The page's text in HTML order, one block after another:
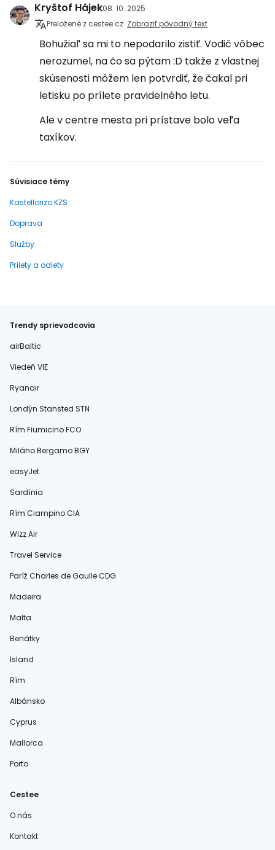
Kryštof Hájek08. 10. 2025
Preložené z cestee.cz Zobraziť pôvodný text
Bohužiaľ sa mi to nepodarilo zistiť. Vodič vôbec
nerozumel, na čo sa pýtam :D takže z vlastnej
skúsenosti môžem len potvrdiť, že čakal pri
letisku po prílete pravidelného letu.
Ale v centre mesta pri prístave bolo veľa
taxíkov.
Súvisiace témy
Kastellorizo KZS
Doprava
Služby
Prílety a odlety
Trendy sprievodcovia
airBaltic
Viedeň VIE
Ryanair
Londýn Stansted STN
Rím Fiumicino FCO
Miláno Bergamo BGY
easyJet
Sardínia
Rím Ciampino CIA
Wizz Air
Travel Service
Paríž Charles de Gaulle CDG
Madeira
Malta
Benátky
Island
Rím
Albánsko
Cyprus
Mallorca
Porto
Cestee
O nás
Kontakt